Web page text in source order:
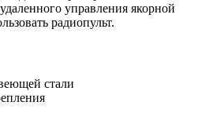
управления якорной
радиопульт.
стали